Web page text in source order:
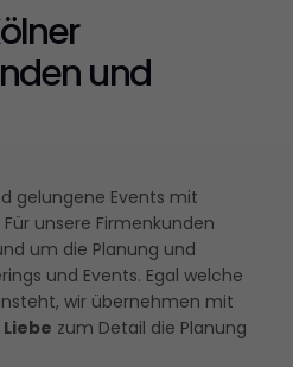
und
gelungene Events mit
unsere Firmenkunden
um die Planung und
und Events. Egal welche
wir übernehmen mit
zum Detail die Planung